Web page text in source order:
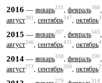
2016 — январь231 февраль380
август381 сентябрь347 октябрь
2015 — январь207, февраль345
август346 сентябрь431 октябрь
2014 — январь108, февраль290
август273 сентябрь260 октябрь
279 314